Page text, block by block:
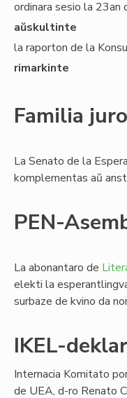
ordinara sesio la
aŭskultinte
la raporton de la
rimarkinte
Familia
La Senato de la
komplementas aŭ
PEN-
La abonantaro de
elekti la
surbaze de kvino da
IKEL-
Internacia Komitato
de UEA, d-ro Renato